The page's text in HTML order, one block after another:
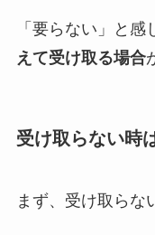
「要らない」と感
えて受け取る場合
受け取らない時
まず、受け取らな